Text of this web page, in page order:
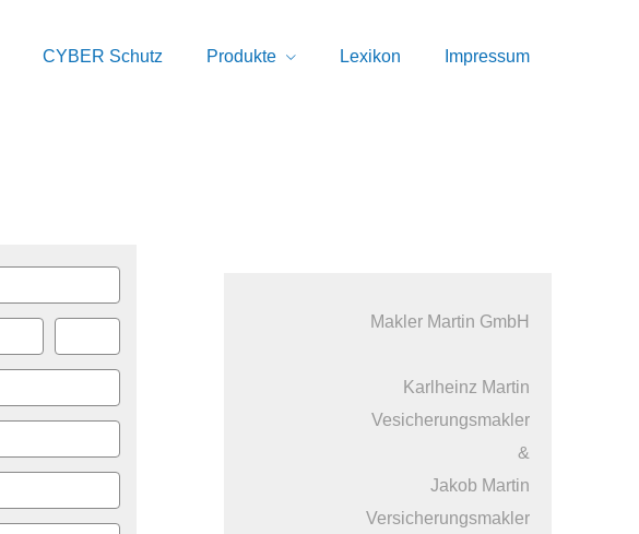
CYBER Schutz Produkte Lexikon Impressum
Makler Martin GmbH
Karlheinz Martin
Vesicherungsmakler
&
Jakob Martin
Versicherungsmakler